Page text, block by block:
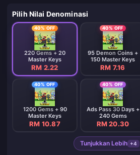
Pilih Nilai Denominasi
40% OFF
220 Gems + 20
Master Keys
RM 2.22
40% OFF
95 Demon Coins +
150 Master Keys
RM 7.16
40% OFF
1200 Gems + 90
Master Keys
RM 10.87
40% OFF
Ads Pass 30 Days +
240 Gems
RM 20.30
Tunjukkan Lebih +4